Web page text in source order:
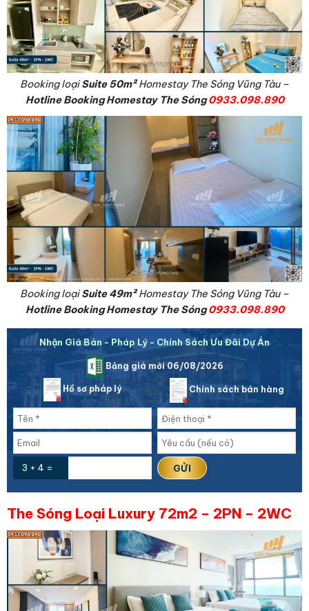
Booking loạiSuite 50m²Homestay The Sóng Vũng Tàu –
Hotline Booking Homestay The Sóng0933.098.890
Booking loạiSuite 49m²Homestay The Sóng Vũng Tàu –
Hotline Booking Homestay The Sóng0933.098.890
Nhận Giá Bán - Pháp Lý - Chính Sách Ưu Đãi Dự Án
Bảng giá mới 06/08/2026
Hồ sơ pháp lý Chính sách bán hàng
3 + 4 =
The Sóng Loại Luxury 72m2 – 2PN – 2WC